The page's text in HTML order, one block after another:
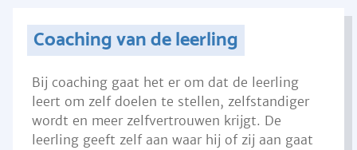
Coaching van de leerling
Bij coaching gaat het er om dat de leerling
leert om zelf doelen te stellen, zelfstandiger
wordt en meer zelfvertrouwen krijgt. De
leerling geeft zelf aan waar hij of zij aan gaat